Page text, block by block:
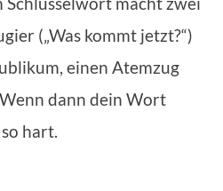
(„Was kommt jetzt?“)
einen Atemzug
dann dein Wort
hart.